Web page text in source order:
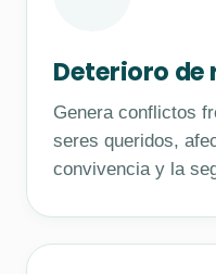
Deterioro de
Genera conflictos
seres queridos,
convivencia y la